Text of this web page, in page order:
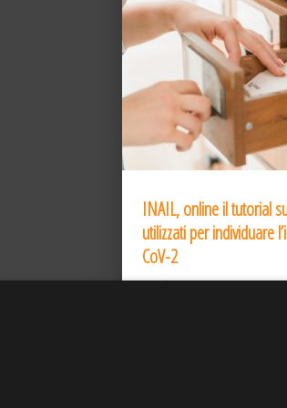
INAIL, online il tutorial
utilizzati per individuare
CoV-2
31 Dic 2020